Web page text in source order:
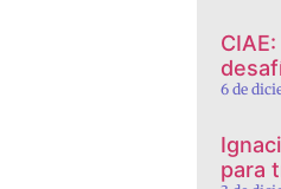
6 de
para